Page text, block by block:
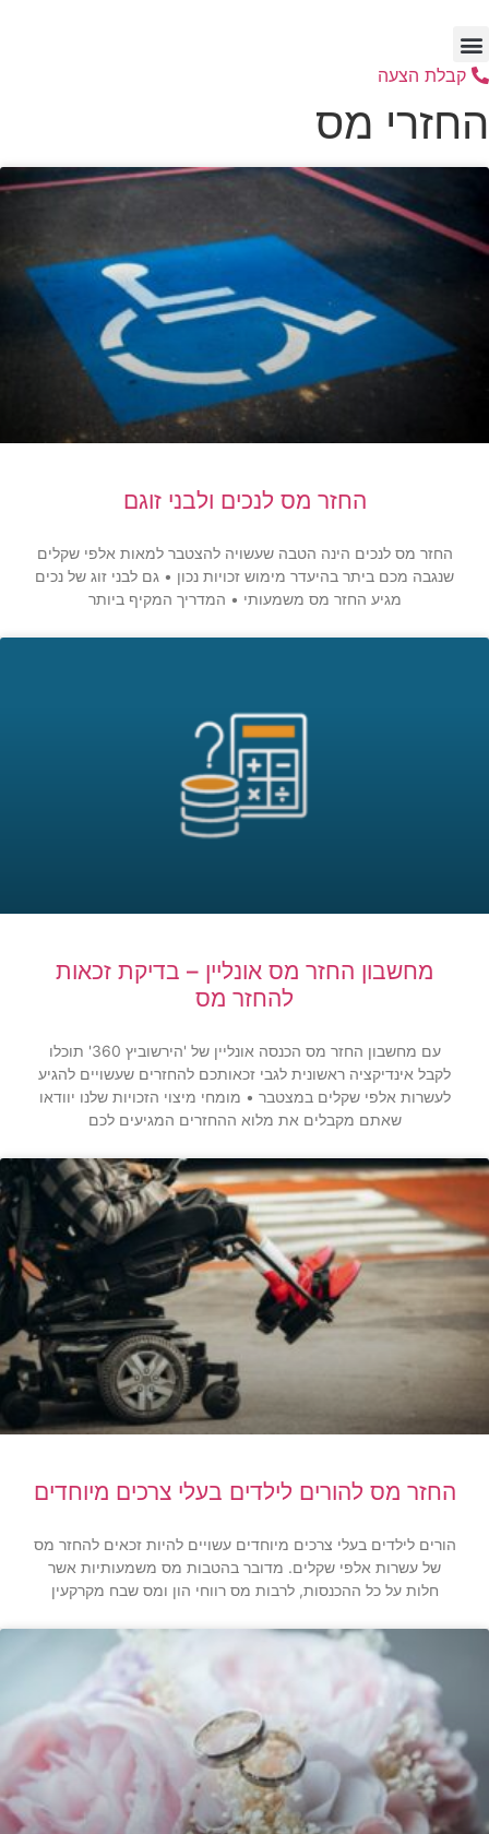
לתוכן
קבלת הצעה
החזרי מס
החזר מס לנכים ולבני זוגם
החזר מס לנכים הינה הטבה שעשויה להצטבר למאות אלפי שקלים
שנגבה מכם ביתר בהיעדר מימוש זכויות נכון • גם לבני זוג של נכים
מגיע החזר מס משמעותי • המדריך המקיף ביותר
מחשבון החזר מס אונליין – בדיקת זכאות
להחזר מס
עם מחשבון החזר מס הכנסה אונליין של 'הירשוביץ 360' תוכלו
לקבל אינדיקציה ראשונית לגבי זכאותכם להחזרים שעשויים להגיע
לעשרות אלפי שקלים במצטבר • מומחי מיצוי הזכויות שלנו יוודאו
שאתם מקבלים את מלוא ההחזרים המגיעים לכם
החזר מס להורים לילדים בעלי צרכים מיוחדים
הורים לילדים בעלי צרכים מיוחדים עשויים להיות זכאים להחזר מס
של עשרות אלפי שקלים. מדובר בהטבות מס משמעותיות אשר
חלות על כל ההכנסות, לרבות מס רווחי הון ומס שבח מקרקעין